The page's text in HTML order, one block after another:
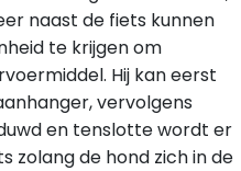
naast de fiets kunnen
te krijgen om
Hij kan eerst
vervolgens
en tenslotte wordt er
zolang de hond zich in de